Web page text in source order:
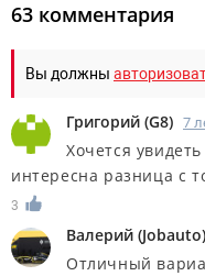
63 комментария
Вы должны
Григорий (G8) 7
Хочется
интересна разница с
3
Валерий (Jobauto)
Отличный